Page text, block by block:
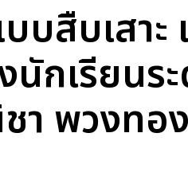
บสืบเสาะ
นักเรียน
า พวงทอง